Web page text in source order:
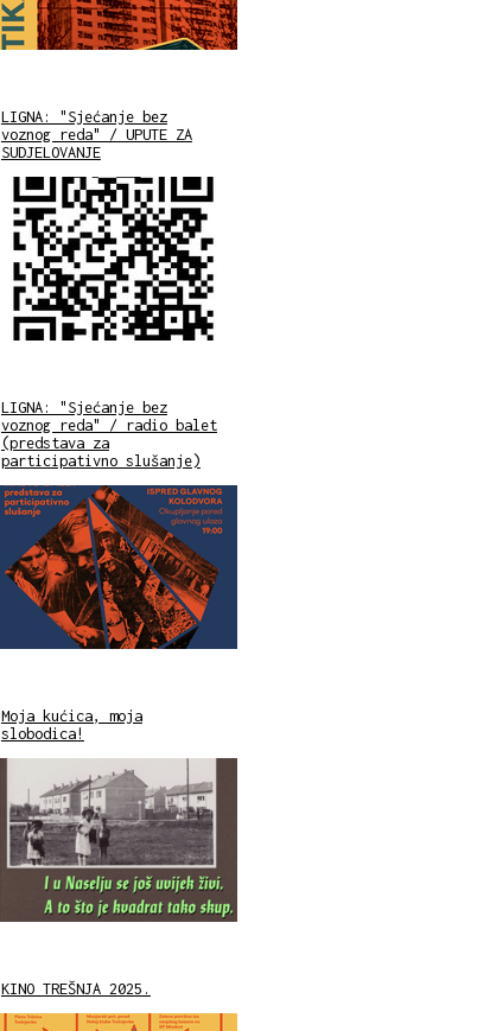
LIGNA: "Sjećanje bez
voznog reda" / UPUTE ZA
SUDJELOVANJE
LIGNA: "Sjećanje bez
voznog reda" / radio balet
(predstava za
participativno slušanje)
Moja kućica, moja
slobodica!
KINO TREŠNJA 2025.